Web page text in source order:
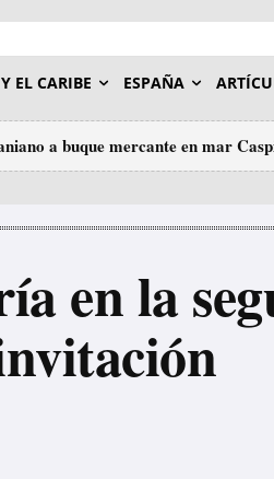
EL CARIBE ESPAÑA
a buque mercante en mar
matar algunas gallinas para
a Irán
en la